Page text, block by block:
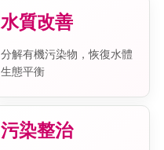
水質改善
分解有機污染物，恢復水體
生態平衡
污染整治